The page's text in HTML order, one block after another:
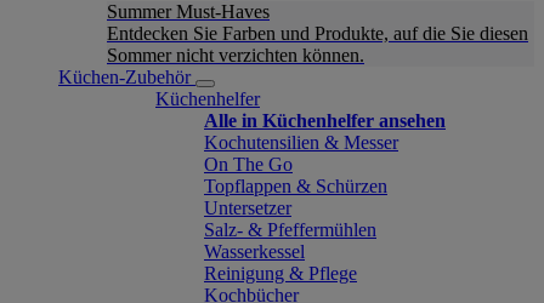
Summer Must-Haves
Entdecken Sie Farben und Produkte, auf die Sie diesen
Sommer nicht verzichten können.
Küchen-Zubehör
Küchenhelfer
Alle in Küchenhelfer ansehen
Kochutensilien & Messer
On The Go
Topflappen & Schürzen
Untersetzer
Salz- & Pfeffermühlen
Wasserkessel
Reinigung & Pflege
Kochbücher